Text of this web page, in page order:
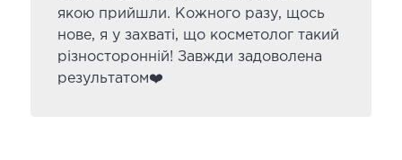
якою прийшли. Кожного разу, щось
нове, я у захваті, що косметолог такий
різносторонній! Завжди задоволена
результатом❤️